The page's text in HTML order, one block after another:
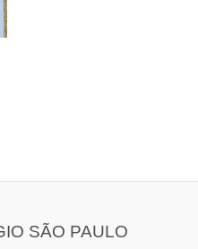
SÃO PAULO